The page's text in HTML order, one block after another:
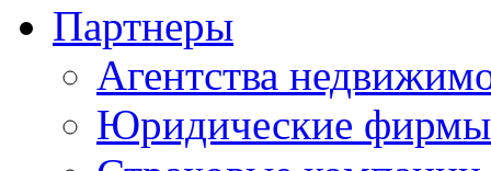
Партнеры
Агентства
Юридические фирмы